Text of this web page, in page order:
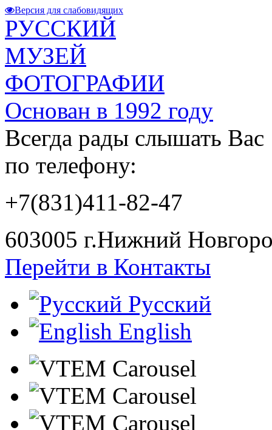
Версия для слабовидящих
РУССКИЙ
МУЗЕЙ
ФОТОГРАФИИ
Основан в 1992 году
Всегда рады слышать Вас
по телефону:
+7(831)411-82-47
603005 г.Нижний
Перейти в Контакты
Русский
English